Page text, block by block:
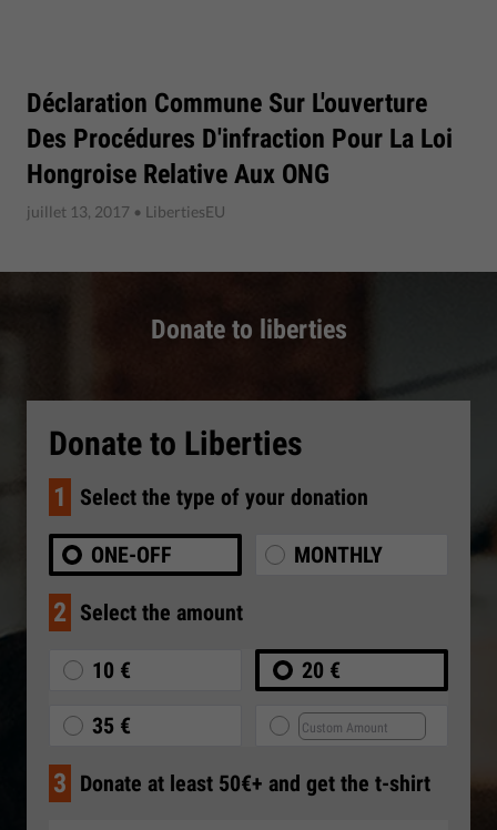
Déclaration Commune Sur L'ouverture
Des Procédures D'infraction Pour La Loi
Hongroise Relative Aux ONG
juillet 13, 2017 • LibertiesEU
Donate to liberties
Donate to Liberties
1 Select the type of your donation
ONE-OFF MONTHLY
2 Select the amount
10 € 20 €
35 €
3 Donate at least 50€+ and get the t-shirt